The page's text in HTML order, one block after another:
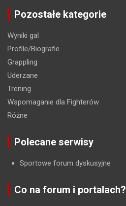
Pozostałe kategorie
Wyniki gal
Profile/Biografie
Grappling
Uderzane
Trening
Wspomaganie dla Fighterów
Różne
Polecane serwisy
Sportowe forum dyskusyjne
Co na forum i portalach?